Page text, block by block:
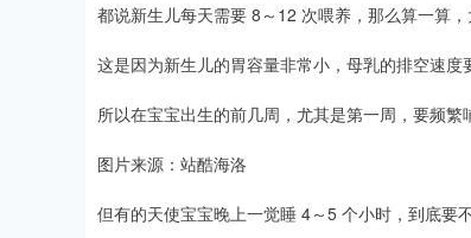
都说新生儿每天需要 8～12 次喂养，那么算一算，
这是因为新生儿的胃容量非常小，母乳的排空速度
所以在宝宝出生的前几周，尤其是第一周，要频繁
图片来源：站酷海洛
但有的天使宝宝晚上一觉睡 4～5 个小时，到底要